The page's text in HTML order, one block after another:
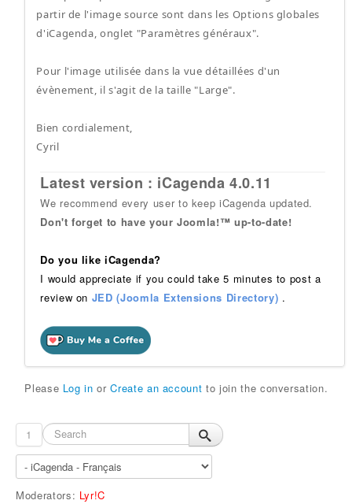
partir de l'image source sont dans les Options globales
d'iCagenda, onglet "Paramètres généraux".
Pour l'image utilisée dans la vue détaillées d'un
évènement, il s'agit de la taille "Large".
Bien cordialement,
Cyril
Latest version : iCagenda 4.0.11
We recommend every user to keep iCagenda updated.
Don't forget to have your Joomla!™ up-to-date!
Do you like iCagenda?
I would appreciate if you could take 5 minutes to post a
review on JED (Joomla Extensions Directory) .
Please Log in orCreate an account to join the conversation.
1
Moderators: Lyr!C